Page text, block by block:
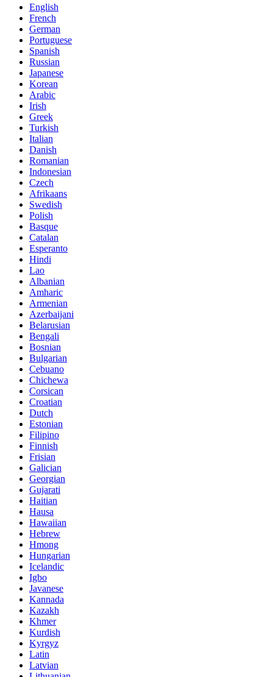
English
French
German
Portuguese
Spanish
Russian
Japanese
Korean
Arabic
Irish
Greek
Turkish
Italian
Danish
Romanian
Indonesian
Czech
Afrikaans
Swedish
Polish
Basque
Catalan
Esperanto
Hindi
Lao
Albanian
Amharic
Armenian
Azerbaijani
Belarusian
Bengali
Bosnian
Bulgarian
Cebuano
Chichewa
Corsican
Croatian
Dutch
Estonian
Filipino
Finnish
Frisian
Galician
Georgian
Gujarati
Haitian
Hausa
Hawaiian
Hebrew
Hmong
Hungarian
Icelandic
Igbo
Javanese
Kannada
Kazakh
Khmer
Kurdish
Kyrgyz
Latin
Latvian